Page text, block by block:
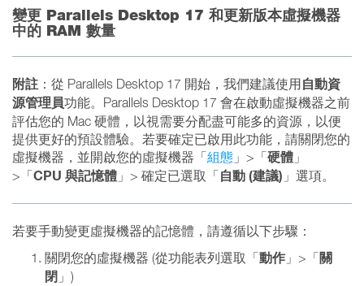
變更 Parallels Desktop 17 和更新版本虛擬機器
中的 RAM 數量
附註 ：從 Parallels Desktop 17 開始，我們建議使用自動資
源管理員功能。Parallels Desktop 17 會在啟動虛擬機器之前
評估您的 Mac 硬體，以視需要分配盡可能多的資源，以便
提供更好的預設體驗。若要確定已啟用此功能，請關閉您的
虛擬機器，並開啟您的虛擬機器「組態 」>「硬體 」
>「CPU 與記憶體 」> 確定已選取「自動 (建議) 」選項。
若要手動變更虛擬機器的記憶體，請遵循以下步驟：
關閉您的虛擬機器 (從功能表列選取「動作 」>「關
閉 」)